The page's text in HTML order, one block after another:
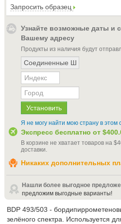
Запросить образец
Узнайте возможные даты и
Вашему адресу
Продукты из наличия будут
Я не могу найти мою страну в этом
Экспресс бесплатно от
В корзине не хватает товаров на
доставки.
Никаких дополнительных
Нашли более выгодное
предложим выгодные варианты!
BDP 493/503 -
зелёного спектра. Используется